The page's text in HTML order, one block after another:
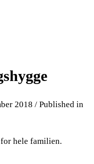
2018 / Published in
hele familien.